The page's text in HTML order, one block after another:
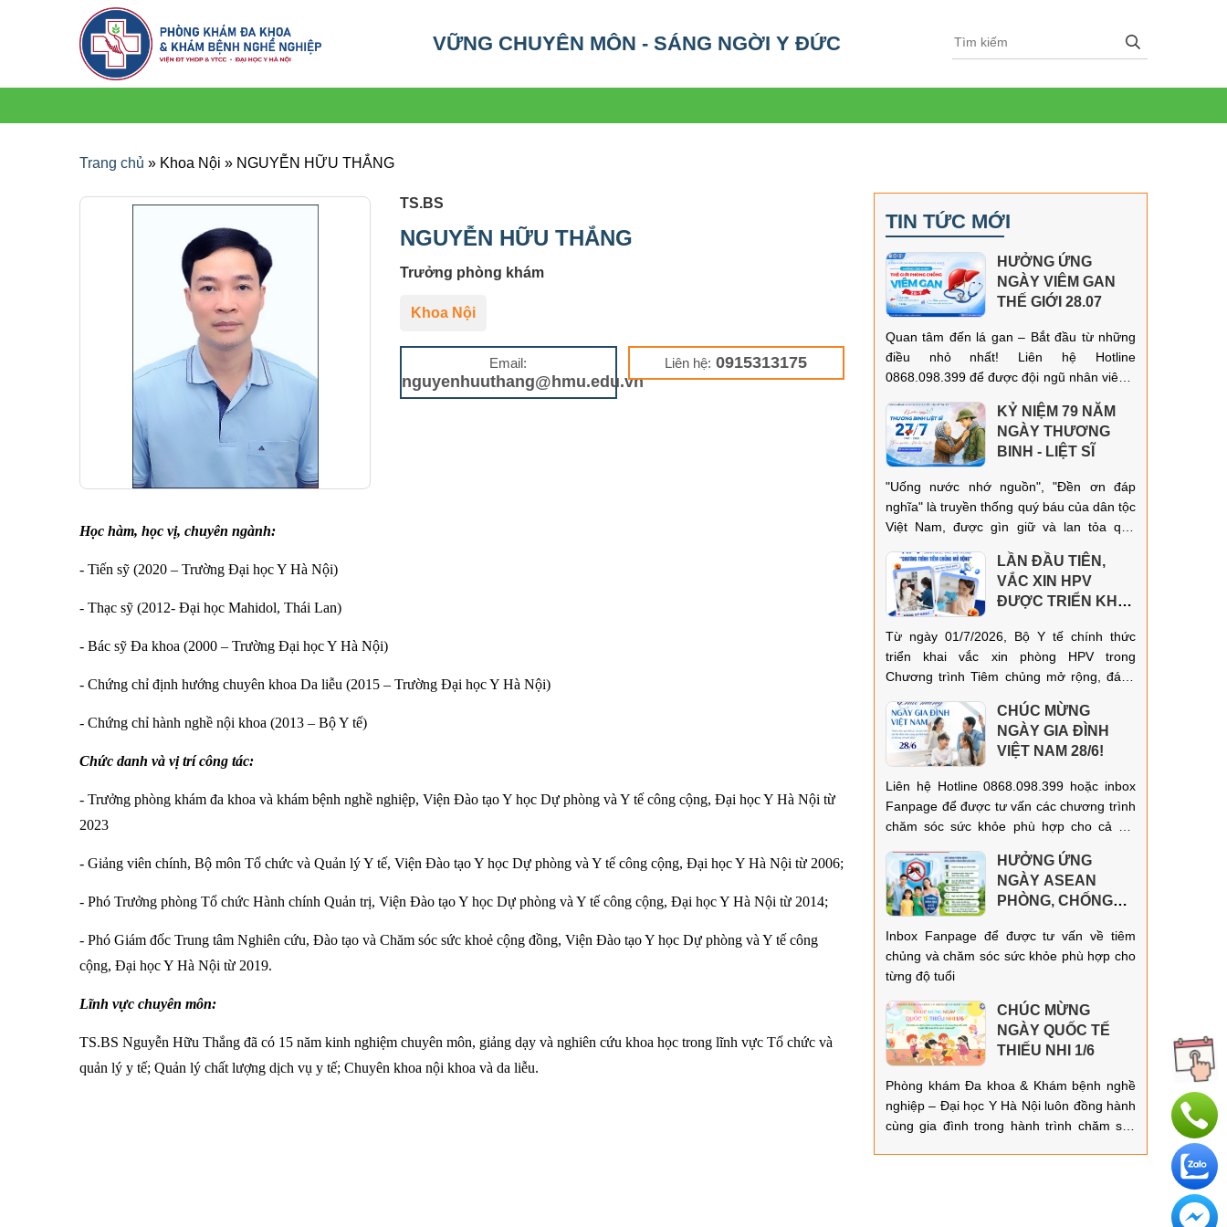
VỮNG CHUYÊN MÔN - SÁNG NGỜI Y ĐỨC
Trang chủ » Khoa Nội » NGUYỄN HỮU THẮNG
TS.BS
NGUYỄN HỮU THẮNG
Trưởng phòng khám
Khoa Nội
Email:
nguyenhuuthang@hmu.edu.vn
Liên hệ: 0915313175
Học hàm, học vị, chuyên ngành:
- Tiến sỹ (2020 – Trường Đại học Y Hà Nội)
- Thạc sỹ (2012- Đại học Mahidol, Thái Lan)
- Bác sỹ Đa khoa (2000 – Trường Đại học Y Hà Nội)
- Chứng chỉ định hướng chuyên khoa Da liễu (2015 – Trường Đại học Y Hà Nội)
- Chứng chỉ hành nghề nội khoa (2013 – Bộ Y tế)
Chức danh và vị trí công tác:
- Trưởng phòng khám đa khoa và khám bệnh nghề nghiệp, Viện Đào tạo Y học Dự phòng và Y tế công cộng, Đại học Y Hà Nội từ
2023
- Giảng viên chính, Bộ môn Tổ chức và Quản lý Y tế, Viện Đào tạo Y học Dự phòng và Y tế công cộng, Đại học Y Hà Nội từ 2006;
- Phó Trưởng phòng Tổ chức Hành chính Quản trị, Viện Đào tạo Y học Dự phòng và Y tế công cộng, Đại học Y Hà Nội từ 2014;
- Phó Giám đốc Trung tâm Nghiên cứu, Đào tạo và Chăm sóc sức khoẻ cộng đồng, Viện Đào tạo Y học Dự phòng và Y tế công
cộng, Đại học Y Hà Nội từ 2019.
Lĩnh vực chuyên môn:
TS.BS Nguyễn Hữu Thắng đã có 15 năm kinh nghiệm chuyên môn, giảng dạy và nghiên cứu khoa học trong lĩnh vực Tổ chức và
quản lý y tế; Quản lý chất lượng dịch vụ y tế; Chuyên khoa nội khoa và da liễu.
TIN TỨC MỚI
HƯỞNG ỨNG
NGÀY VIÊM GAN
THẾ GIỚI 28.07
Quan tâm đến lá gan – Bắt đầu từ những
điều nhỏ nhất! Liên hệ Hotline
0868.098.399 để được đội ngũ nhân viên y
lịch nhanh chóng.
KỶ NIỆM 79 NĂM
NGÀY THƯƠNG
BINH - LIỆT SĨ
"Uống nước nhớ nguồn", "Đền ơn đáp
nghĩa" là truyền thống quý báu của dân tộc
Việt Nam, được gìn giữ và lan tỏa qua
LẦN ĐẦU TIÊN,
VẮC XIN HPV
ĐƯỢC TRIỂN KHAI
TRÌNH TIÊM
CHỦNG MỞ RỘNG!
Từ ngày 01/7/2026, Bộ Y tế chính thức
triển khai vắc xin phòng HPV trong
Chương trình Tiêm chủng mở rộng, đánh
tác phòng ngừa các bệnh do vi rút HPV
gây ra, đặc biệt là ung thư cổ tử cung.
CHÚC MỪNG
NGÀY GIA ĐÌNH
VIỆT NAM 28/6!
Liên hệ Hotline 0868.098.399 hoặc inbox
Fanpage để được tư vấn các chương trình
chăm sóc sức khỏe phù hợp cho cả gia
HƯỞNG ỨNG
NGÀY ASEAN
PHÒNG, CHỐNG
15/6/2026!
Inbox Fanpage để được tư vấn về tiêm
chủng và chăm sóc sức khỏe phù hợp cho
từng độ tuổi
CHÚC MỪNG
NGÀY QUỐC TẾ
THIẾU NHI 1/6
Phòng khám Đa khoa & Khám bệnh nghề
nghiệp – Đại học Y Hà Nội luôn đồng hành
cùng gia đình trong hành trình chăm sóc